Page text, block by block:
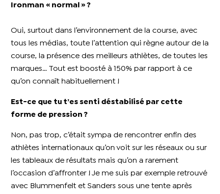
Ironman « normal » ?
Oui, surtout dans l’environnement de la course, avec
tous les médias, toute l’attention qui règne autour de la
course, la présence des meilleurs athlètes, de toutes les
marques… Tout est boosté à 150% par rapport à ce
qu’on connaît habituellement !
Est-ce que tu t’es senti déstabilisé par cette
forme de pression ?
Non, pas trop, c’était sympa de rencontrer enfin des
athlètes internationaux qu’on voit sur les réseaux ou sur
les tableaux de résultats mais qu’on a rarement
l’occasion d’affronter ! Je me suis par exemple retrouvé
avec Blummenfelt et Sanders sous une tente après